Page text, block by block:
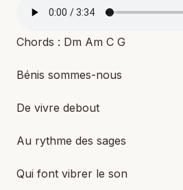
Chords : Dm Am C G
Bénis sommes-nous
De vivre debout
Au rythme des sages
Qui font vibrer le son